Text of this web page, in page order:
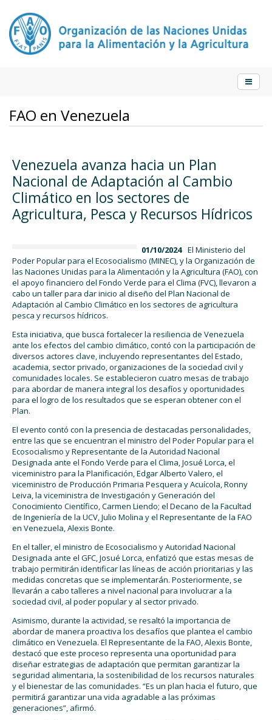
FAO en Venezuela
Venezuela avanza hacia un Plan
Nacional de Adaptación al Cambio
Climático en los sectores de
Agricultura, Pesca y Recursos Hídricos
01/10/2024 El Ministerio del
Poder Popular para el Ecosocialismo (MINEC), y la Organización de
las Naciones Unidas para la Alimentación y la Agricultura (FAO), con
el apoyo financiero del Fondo Verde para el Clima (FVC), llevaron a
cabo un taller para dar inicio al diseño del Plan Nacional de
Adaptación al Cambio Climático en los sectores de agricultura
pesca y recursos hídricos.
Esta iniciativa, que busca fortalecer la resiliencia de Venezuela
ante los efectos del cambio climático, contó con la participación de
diversos actores clave, incluyendo representantes del Estado,
academia, sector privado, organizaciones de la sociedad civil y
comunidades locales. Se establecieron cuatro mesas de trabajo
para abordar de manera integral los desafíos y oportunidades
para el logro de los resultados que se esperan obtener con el
Plan.
El evento contó con la presencia de destacadas personalidades,
entre las que se encuentran el ministro del Poder Popular para el
Ecosocialismo y Representante de la Autoridad Nacional
Designada ante el Fondo Verde para el Clima, Josué Lorca, el
viceministro para la Planificación, Edgar Alberto Valero, el
viceministro de Producción Primaria Pesquera y Acuícola, Ronny
Leiva, la viceministra de Investigación y Generación del
Conocimiento Científico, Carmen Liendo; el Decano de la Facultad
de Ingeniería de la UCV, Julio Molina y el Representante de la FAO
en Venezuela, Alexis Bonte.
En el taller, el ministro de Ecosocialismo y Autoridad Nacional
Designada ante el GFC, Josué Lorca, enfatizó que estas mesas de
trabajo permitirán identificar las líneas de acción prioritarias y las
medidas concretas que se implementarán. Posteriormente, se
llevarán a cabo talleres a nivel nacional para involucrar a la
sociedad civil, al poder popular y al sector privado.
Asimismo, durante la actividad, se resaltó la importancia de
abordar de manera proactiva los desafíos que plantea el cambio
climático en Venezuela. El Representante de la FAO, Alexis Bonte,
destacó que este proceso representa una oportunidad para
diseñar estrategias de adaptación que permitan garantizar la
seguridad alimentaria, la sostenibilidad de los recursos naturales
y el bienestar de las comunidades. “Es un plan hacia el futuro, que
permitirá garantizar una vida agradable a las próximas
generaciones”, afirmó.